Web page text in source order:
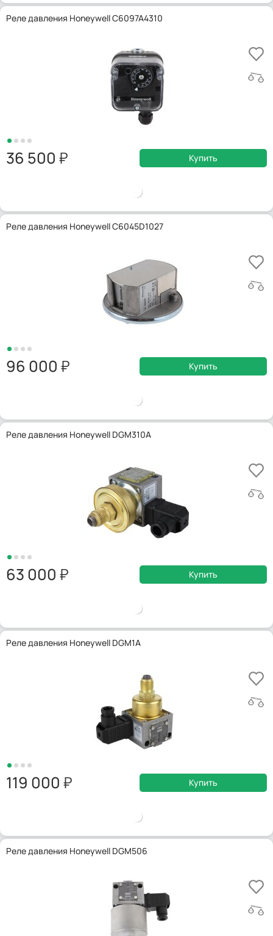
Реле давления Honeywell C6097A4310
36 500 Купить
Реле давления Honeywell C6045D1027
96 000 Купить
Реле давления Honeywell DGM310A
63 000 Купить
Реле давления Honeywell DGM1A
119 000 Купить
Реле давления Honeywell DGM506